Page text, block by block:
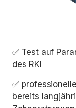
✅ Test auf
des RKI
✅
bereits